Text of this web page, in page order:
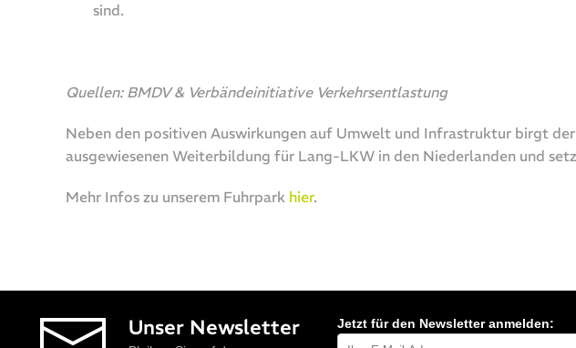
sind.
Quellen: BMDV & Verbändeinitiative Verkehrsentlastung
Neben den positiven Auswirkungen auf Umwelt und Infrastruktur birgt
ausgewiesenen Weiterbildung für Lang-LKW in den Niederlanden und
Mehr Infos zu unserem Fuhrpark hier.
Unser Newsletter Jetzt für den Newsletter anmelden: